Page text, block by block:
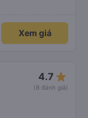
Xem giá
4.7 star_rate
(8 đánh giá)